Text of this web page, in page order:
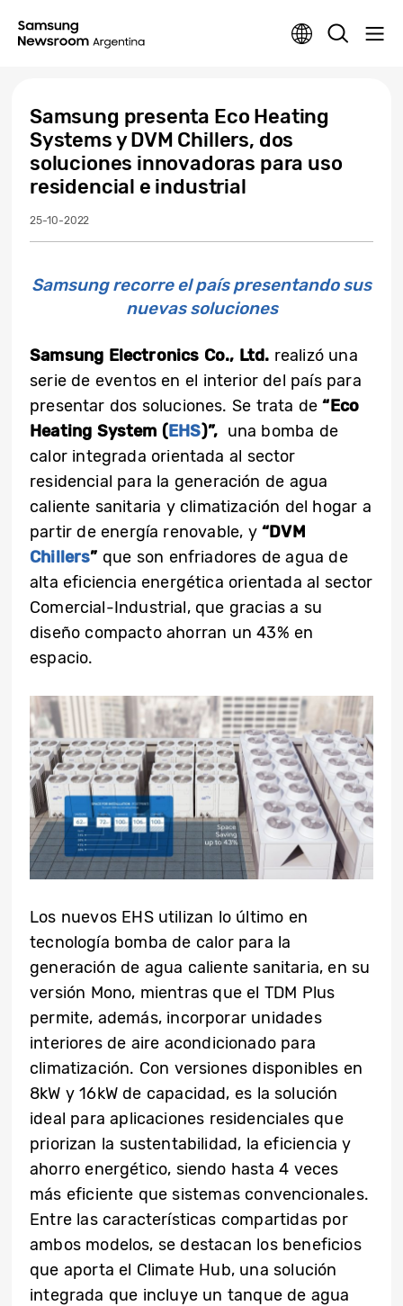
Samsung presenta Eco Heating
Systems y DVM Chillers, dos
soluciones innovadoras para uso
residencial e industrial
25-10-2022
Samsung recorre el país presentando sus
nuevas soluciones
Samsung Electronics Co., Ltd. realizó una
serie de eventos en el interior del país para
presentar dos soluciones. Se trata de“Eco
Heating System (EHS)”, una bomba de
calor integrada orientada al sector
residencial para la generación de agua
caliente sanitaria y climatización del hogar a
partir de energía renovable, y “DVM
Chillers” que son enfriadores de agua de
alta eficiencia energética orientada al sector
Comercial-Industrial, que gracias a su
diseño compacto ahorran un 43% en
espacio.
Los nuevos EHS utilizan lo último en
tecnología bomba de calor para la
generación de agua caliente sanitaria, en su
versión Mono, mientras que el TDM Plus
permite, además, incorporar unidades
interiores de aire acondicionado para
climatización. Con versiones disponibles en
8kW y 16kW de capacidad, es la solución
ideal para aplicaciones residenciales que
priorizan la sustentabilidad, la eficiencia y
ahorro energético, siendo hasta 4 veces
más eficiente que sistemas convencionales.
Entre las características compartidas por
ambos modelos, se destacan los beneficios
que aporta el Climate Hub, una solución
integrada que incluye un tanque de agua